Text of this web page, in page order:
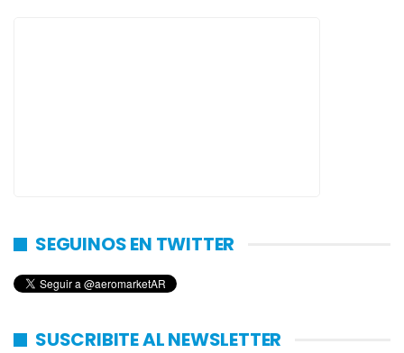
SEGUINOS EN TWITTER
SUSCRIBITE AL NEWSLETTER